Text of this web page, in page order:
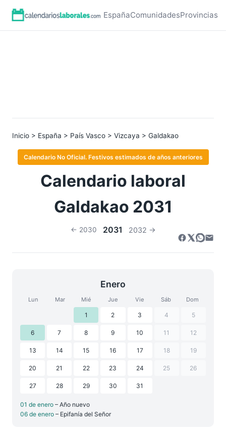
EspañaComunidadesProvincias
Inicio > España > País Vasco > Vizcaya > Galdakao
Calendario No Oficial. Festivos estimados de años anteriores
Calendario laboral
Galdakao 2031
← 2030 2031 2032 →
Enero
Lun Mar Mié Jue Vie Sáb Dom
1 2 3 4 5
6 7 8 9 10 11 12
13 14 15 16 17 18 19
20 21 22 23 24 25 26
27 28 29 30 31
01 de enero – Año nuevo
06 de enero – Epifanía del Señor